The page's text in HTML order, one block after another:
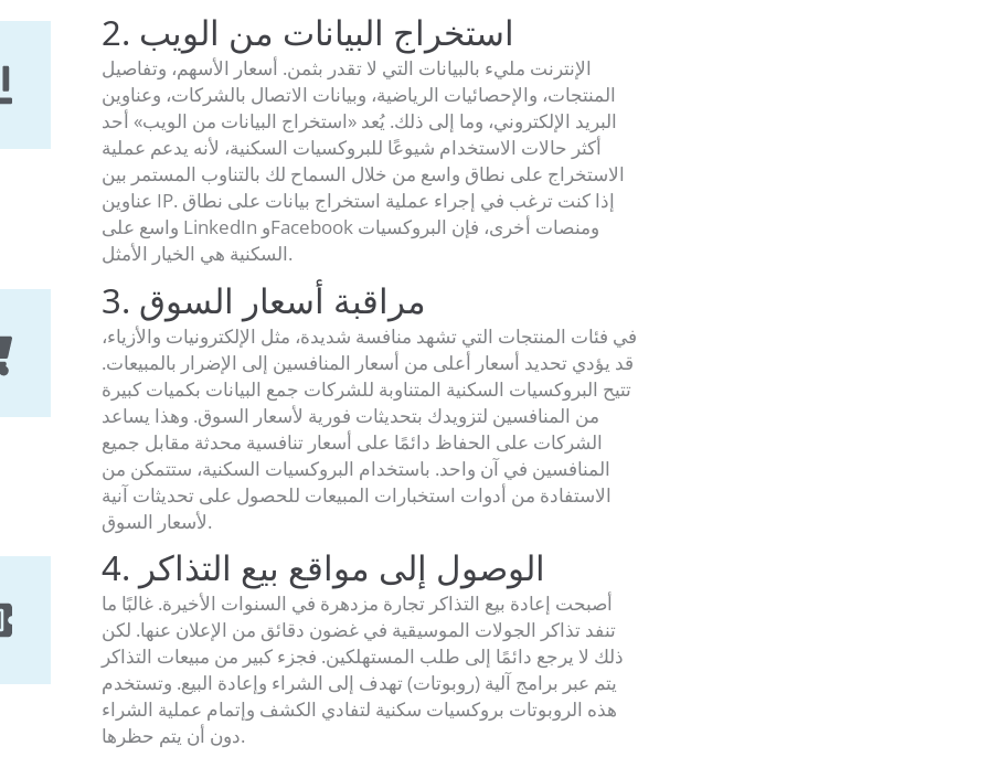
2. استخراج البيانات من الويب
الإنترنت مليء بالبيانات التي لا تقدر بثمن. أسعار الأسهم، وتفاصيل
المنتجات، والإحصائيات الرياضية، وبيانات الاتصال بالشركات، وعناوين
البريد الإلكتروني، وما إلى ذلك. يُعد «استخراج البيانات من الويب» أحد
أكثر حالات الاستخدام شيوعًا للبروكسيات السكنية، لأنه يدعم عملية
الاستخراج على نطاق واسع من خلال السماح لك بالتناوب المستمر بين
عناوين IP. إذا كنت ترغب في إجراء عملية استخراج بيانات على نطاق
واسع على LinkedIn وFacebook ومنصات أخرى، فإن البروكسيات
السكنية هي الخيار الأمثل.
3. مراقبة أسعار السوق
في فئات المنتجات التي تشهد منافسة شديدة، مثل الإلكترونيات والأزياء،
قد يؤدي تحديد أسعار أعلى من أسعار المنافسين إلى الإضرار بالمبيعات.
تتيح البروكسيات السكنية المتناوبة للشركات جمع البيانات بكميات كبيرة
من المنافسين لتزويدك بتحديثات فورية لأسعار السوق. وهذا يساعد
الشركات على الحفاظ دائمًا على أسعار تنافسية محدثة مقابل جميع
المنافسين في آن واحد. باستخدام البروكسيات السكنية، ستتمكن من
الاستفادة من أدوات استخبارات المبيعات للحصول على تحديثات آنية
لأسعار السوق.
4. الوصول إلى مواقع بيع التذاكر
أصبحت إعادة بيع التذاكر تجارة مزدهرة في السنوات الأخيرة. غالبًا ما
تنفد تذاكر الجولات الموسيقية في غضون دقائق من الإعلان عنها. لكن
ذلك لا يرجع دائمًا إلى طلب المستهلكين. فجزء كبير من مبيعات التذاكر
يتم عبر برامج آلية (روبوتات) تهدف إلى الشراء وإعادة البيع. وتستخدم
هذه الروبوتات بروكسيات سكنية لتفادي الكشف وإتمام عملية الشراء
دون أن يتم حظرها.